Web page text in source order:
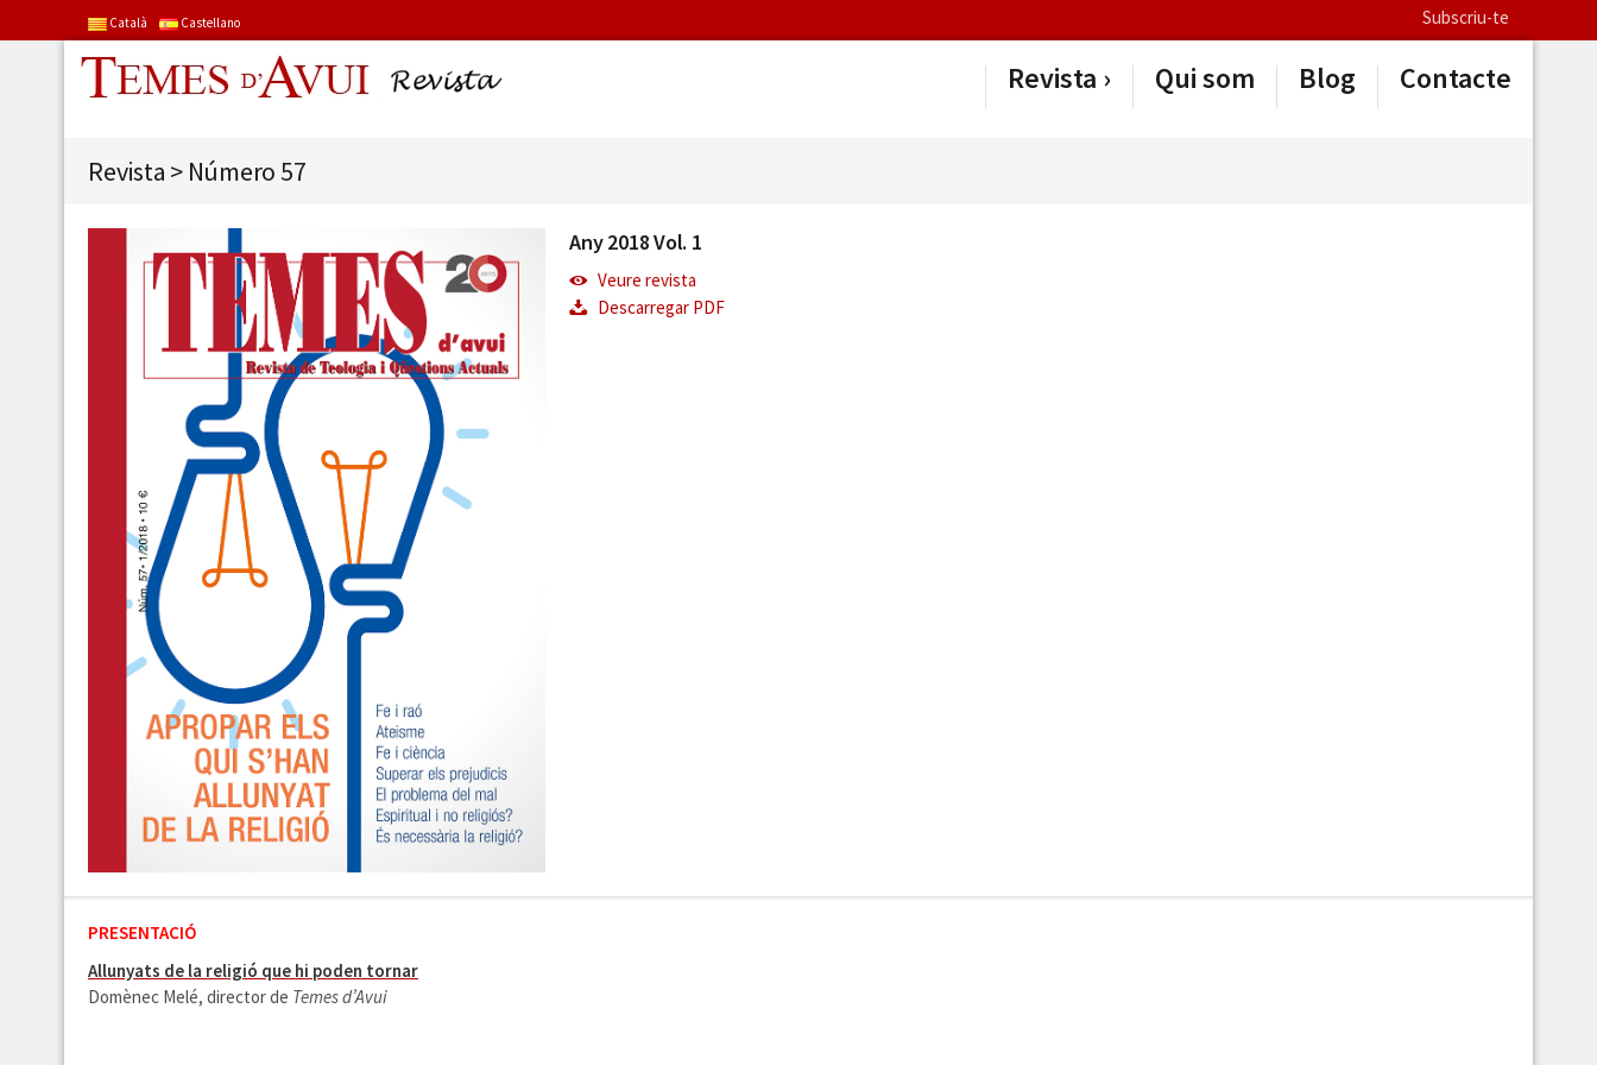
Català Castellano Subscriu-te
Revista Qui som Blog Contacte
Revista > Número 57
Any 2018 Vol. 1
Veure revista
Descarregar PDF
PRESENTACIÓ
Allunyats de la religió que hi poden tornar
Domènec Melé, director de Temes d’Avui